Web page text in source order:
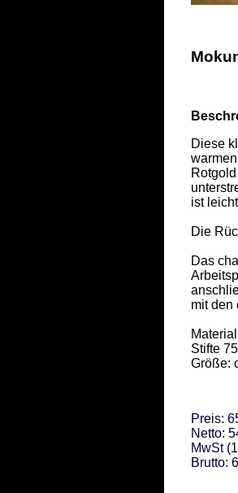
Diese
ist
Die
Das
mit den
Stifte
Größe:
Preis:
Netto:
MwSt
Brutto: